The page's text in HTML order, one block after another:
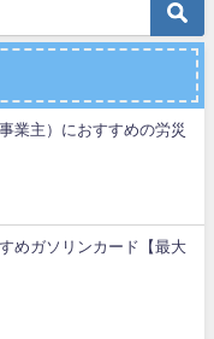
業主）におすすめの労災
めガソリンカード【最大